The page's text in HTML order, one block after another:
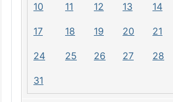
10 11 12 13 14
17 18 19 20 21
24 25 26 27 28
31